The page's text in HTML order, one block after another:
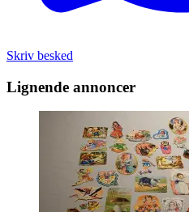
Skriv besked
Lignende annoncer